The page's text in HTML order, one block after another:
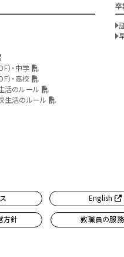
）・中学
）・高校
活のルール
生活のルール
English
方針 教職員の服